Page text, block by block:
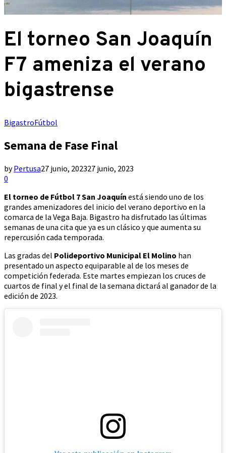
El torneo San Joaquín
F7 ameniza el verano
bigastrense
BigastroFútbol
Semana de Fase Final
byPertusa27 junio, 202327 junio, 2023
0
El torneo de Fútbol 7 San Joaquín está siendo uno de los
grandes amenizadores del inicio del verano deportivo en la
comarca de la Vega Baja. Bigastro ha disfrutado las últimas
semanas de una cita que ya es un clásico y que aumenta su
repercusión cada temporada.
Las gradas del Polideportivo Municipal El Molino han
presentado un aspecto equiparable al de los meses de
competición federada. Este martes empiezan los cruces de
cuartos de final y el final de la semana dictará al ganador de la
edición de 2023.